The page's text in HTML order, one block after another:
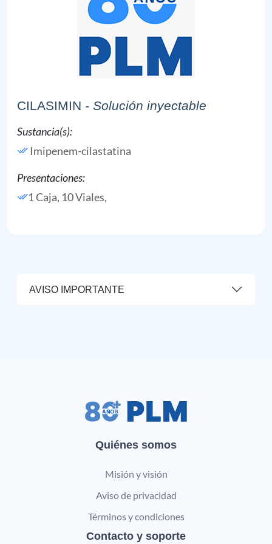
CILASIMIN - Solución inyectable
Sustancia(s):
Imipenem-cilastatina
Presentaciones:
1 Caja, 10 Viales,
AVISO IMPORTANTE
Quiénes somos
Misión y visión
Aviso de privacidad
Términos y condiciones
Contacto y soporte